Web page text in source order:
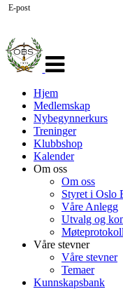
navigasjon
Hjem
Medlemskap
Nybegynnerkurs
Treninger
Klubbshop
Kalender
Om oss
Om oss
Styret i Oslo
Våre Anlegg
Utvalg og
Våre stevner
Våre stevner
Temaer
Kunnskapsbank
E-post